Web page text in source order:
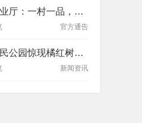
广东省农业厅：一村一品，橘红村有3个
官方通告
广州市人民公园惊现橘红树结果
新闻资讯